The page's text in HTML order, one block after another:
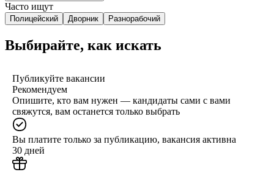
Часто ищут
Полицейский Дворник Разнорабочий
Выбирайте, как искать
Публикуйте вакансии
Рекомендуем
Опишите, кто вам нужен — кандидаты сами с вами
свяжутся, вам останется только выбрать
Вы платите только за публикацию, вакансия активна
30 дней